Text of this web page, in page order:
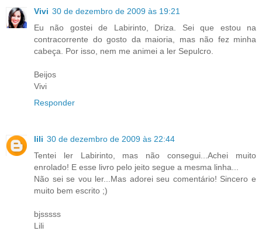
Vivi 30 de dezembro de 2009 às 19:21
Eu não gostei de Labirinto, Driza. Sei que estou na
contracorrente do gosto da maioria, mas não fez minha
cabeça. Por isso, nem me animei a ler Sepulcro.
Beijos
Vivi
Responder
lili 30 de dezembro de 2009 às 22:44
Tentei ler Labirinto, mas não consegui...Achei muito
enrolado! E esse livro pelo jeito segue a mesma linha...
Não sei se vou ler...Mas adorei seu comentário! Sincero e
muito bem escrito ;)
bjsssss
Lili